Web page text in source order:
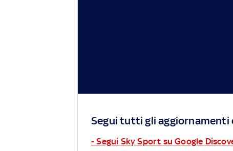
Segui tutti gli aggiornamenti
- Segui Sky Sport su Google